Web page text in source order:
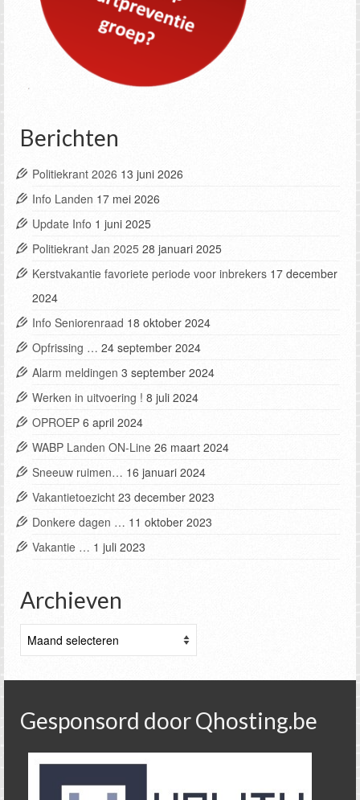
Berichten
Politiekrant 2026 13 juni 2026
Info Landen 17 mei 2026
Update Info 1 juni 2025
Politiekrant Jan 2025 28 januari 2025
Kerstvakantie favoriete periode voor inbrekers 17 december
2024
Info Seniorenraad 18 oktober 2024
Opfrissing … 24 september 2024
Alarm meldingen 3 september 2024
Werken in uitvoering ! 8 juli 2024
OPROEP 6 april 2024
WABP Landen ON-Line 26 maart 2024
Sneeuw ruimen… 16 januari 2024
Vakantietoezicht 23 december 2023
Donkere dagen … 11 oktober 2023
Vakantie … 1 juli 2023
Archieven
Gesponsord door Qhosting.be